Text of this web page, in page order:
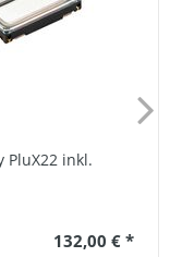
PluX22 inkl.
132,00 € *